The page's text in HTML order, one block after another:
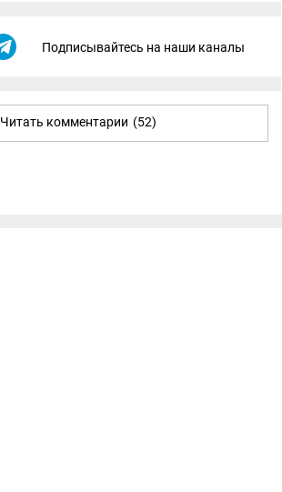
Подписывайтесь на наши каналы
Читать комментарии (52)